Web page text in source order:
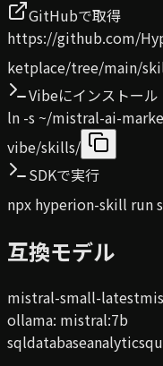
GitHubで取得
https://github.com/
ketplace/tree/main/
Vibeにインストール
ln -s ~/mistral-ai-
vibe/skills/
SDKで実行
npx hyperion-skill run
互換モデル
mistral-small-latest
ollama: mistral:7b
sqldatabaseanalytics